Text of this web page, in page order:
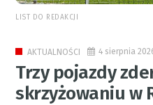
LIST DO REDAKCJI
AKTUALNOŚCI 4 sierpnia
Trzy pojazdy
skrzyżowaniu w